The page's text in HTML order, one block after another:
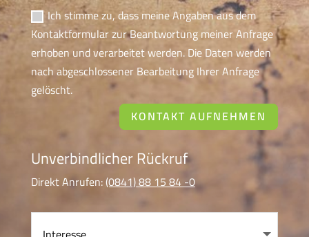
Ich stimme zu, dass meine Angaben aus dem
Kontaktformular zur Beantwortung meiner Anfrage
erhoben und verarbeitet werden. Die Daten werden
nach abgeschlossener Bearbeitung Ihrer Anfrage
gelöscht.
KONTAKT AUFNEHMEN
Unverbindlicher Rückruf
Direkt Anrufen:(0841) 88 15 84 -0